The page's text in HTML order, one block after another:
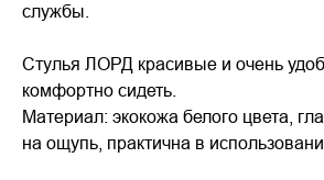
службы.
Стулья ЛОРД красивые и очень
комфортно сидеть.
Материал: экокожа белого цвета,
на ощупь, практична в